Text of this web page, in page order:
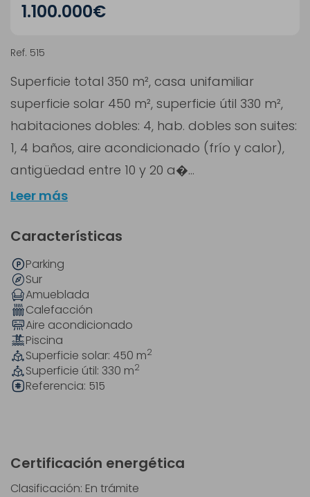
1.100.000€
Ref. 515
Superficie total 350 m², casa unifamiliar
superficie solar 450 m², superficie útil 330 m²,
habitaciones dobles: 4, hab. dobles son suites:
1, 4 baños, aire acondicionado (frío y calor),
antigüedad entre 10 y 20 a�...
Leer más
Características
Parking
Sur
Amueblada
Calefacción
Aire acondicionado
Piscina
Superficie solar: 450 m2
Superficie útil: 330 m2
Referencia: 515
Certificación energética
Clasificación: En trámite